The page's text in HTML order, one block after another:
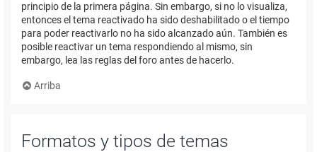
principio de la primera página. Sin embargo, si no lo visualiza,
entonces el tema reactivado ha sido deshabilitado o el tiempo
para poder reactivarlo no ha sido alcanzado aún. También es
posible reactivar un tema respondiendo al mismo, sin
embargo, lea las reglas del foro antes de hacerlo.
Arriba
Formatos y tipos de temas